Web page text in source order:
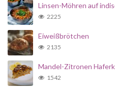
Linsen-Möhren auf
2225
Eiweißbrötchen
2135
Mandel-Zitronen
1542